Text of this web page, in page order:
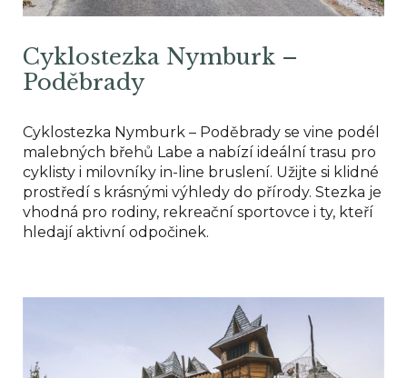
Cyklostezka Nymburk –
Poděbrady
Cyklostezka Nymburk – Poděbrady se vine podél
malebných břehů Labe a nabízí ideální trasu pro
cyklisty i milovníky in-line bruslení. Užijte si klidné
prostředí s krásnými výhledy do přírody. Stezka je
vhodná pro rodiny, rekreační sportovce i ty, kteří
hledají aktivní odpočinek.